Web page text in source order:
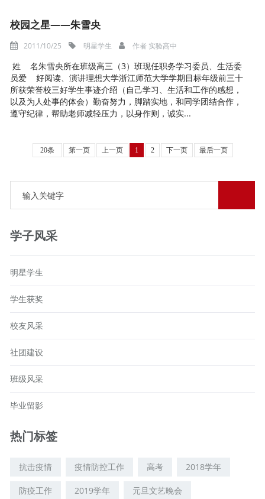
校园之星——朱雪央
2011/10/25 明星学生 作者 实验高中
姓 名朱雪央所在班级高三（3）班现任职务学习委员、生活委
员爱 好阅读、演讲理想大学浙江师范大学学期目标年级前三十
所获荣誉校三好学生事迹介绍（自己学习、生活和工作的感想，
以及为人处事的体会）勤奋努力，脚踏实地，和同学团结合作，
遵守纪律，帮助老师减轻压力，以身作则，诚实...
20条 第一页 上一页 1 2 下一页 最后一页
学子风采
明星学生
学生获奖
校友风采
社团建设
班级风采
毕业留影
热门标签
抗击疫情 疫情防控工作 高考 2018学年
防疫工作 2019学年 元旦文艺晚会